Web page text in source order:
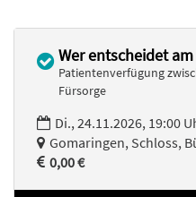
Wer entscheidet
Patientenverfügung
Fürsorge
Di., 24.11.2026, 19:00
Gomaringen, Schloss,
0,00 €